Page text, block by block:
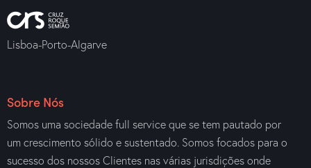
Lisboa-Porto-Algarve
Sobre Nós
Somos uma sociedade full service que se tem pautado por
um crescimento sólido e sustentado. Somos focados para o
sucesso dos nossos Clientes nas várias jurisdições onde